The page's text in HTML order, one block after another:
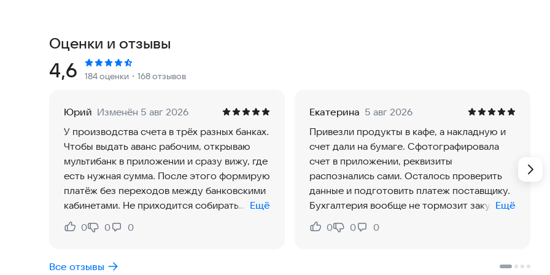
● Согласование и оплата счетов в разных банках из приложения
● Сверка данных с контрагентами и общение через приложение
● Консультации бухгалтера
помогает управлять бизнесом с телефона: контролировать финансы, выставлять и оплачивать счета,
расчётов.
💳 Управление счетами разных банков и полный контроль финансов
Контролируйте движение денег и проводите платежи в приложении «Моё дело: бизнес и финансы».
📊 Аналитика, которая экономит вам время
ручных подсчётов.
Оценки и отзывы
Рейтинг:
4,6 184 оценки ・168 отзывов
Юрий Изменён 5 авг 2026
У производства счета в трёх разных банках.
Чтобы выдать аванс рабочим, открываю
мультибанк в приложении и сразу вижу, где
есть нужная сумма. После этого формирую
платёж без переходов между банковскими
кабинетами. Не приходится собирать
цифры по вкладкам, когда деньги нужно
отправить быстро.
Ещё
Нравится:
0
Не нравится:
0 0
Екатерина 5 авг 2026
Привезли продукты в кафе, а накладную и
счет дали на бумаге. Сфотографировала
счет в приложении, реквизиты
распознались сами. Осталось проверить
данные и подготовить платеж поставщику.
Бухгалтерия вообще не тормозит закупки и
не выбивает из графика.
Ещё
Нравится:
0
Не нравится:
0 0
Все отзывы